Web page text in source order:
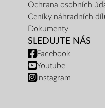
Ochrana osobních
Ceníky náhradních
Dokumenty
SLEDUJTE NÁS
Facebook
Youtube
Instagram